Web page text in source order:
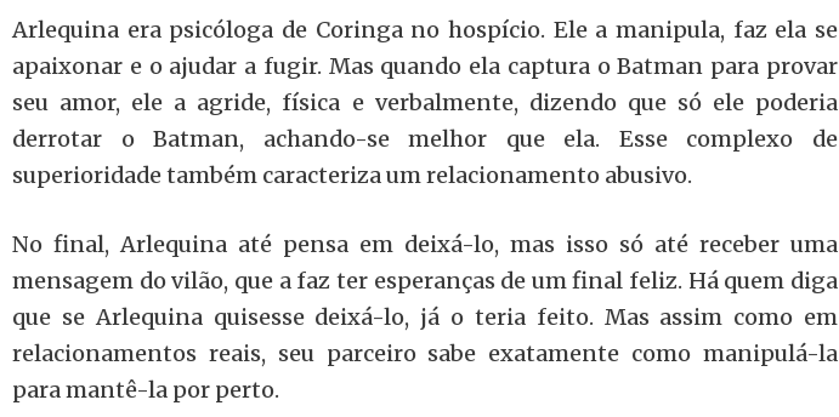
Arlequina era psicóloga de Coringa no hospício. Ele a manipula, faz ela se
apaixonar e o ajudar a fugir. Mas quando ela captura o Batman para provar
seu amor, ele a agride, física e verbalmente, dizendo que só ele poderia
derrotar o Batman, achando-se melhor que ela. Esse complexo de
superioridade também caracteriza um relacionamento abusivo.
No final, Arlequina até pensa em deixá-lo, mas isso só até receber uma
mensagem do vilão, que a faz ter esperanças de um final feliz. Há quem diga
que se Arlequina quisesse deixá-lo, já o teria feito. Mas assim como em
relacionamentos reais, seu parceiro sabe exatamente como manipulá-la
para mantê-la por perto.